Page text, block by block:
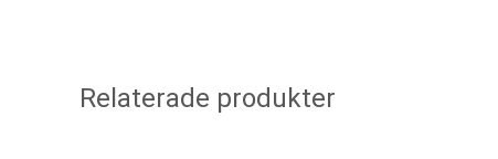
Relaterade produkter